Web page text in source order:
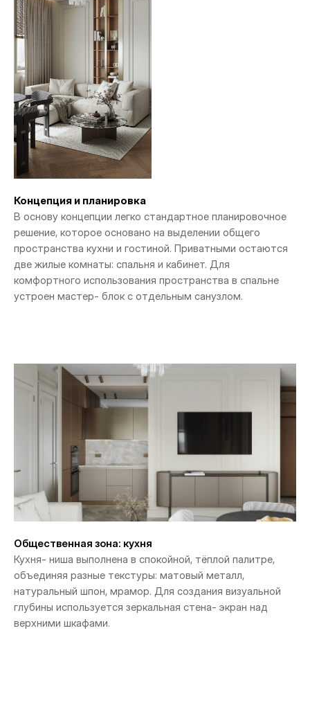
Концепция и планировка
В основу концепции легко стандартное планировочное
решение, которое основано на выделении общего
пространства кухни и гостиной. Приватными остаются
две жилые комнаты: спальня и кабинет. Для
комфортного использования пространства в спальне
устроен мастер- блок с отдельным санузлом.
Общественная зона: кухня
Кухня- ниша выполнена в спокойной, тёплой палитре,
объединяя разные текстуры: матовый металл,
натуральный шпон, мрамор. Для создания визуальной
глубины используется зеркальная стена- экран над
верхними шкафами.